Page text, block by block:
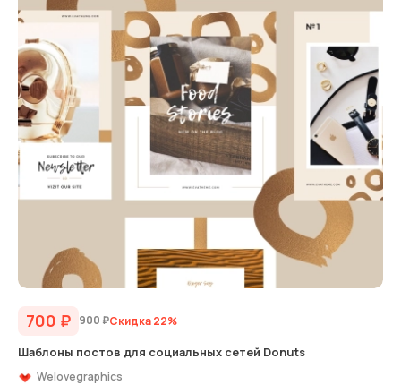
700 ₽ 900₽Скидка 22%
Шаблоны постов для социальных сетей Donuts
Welovegraphics